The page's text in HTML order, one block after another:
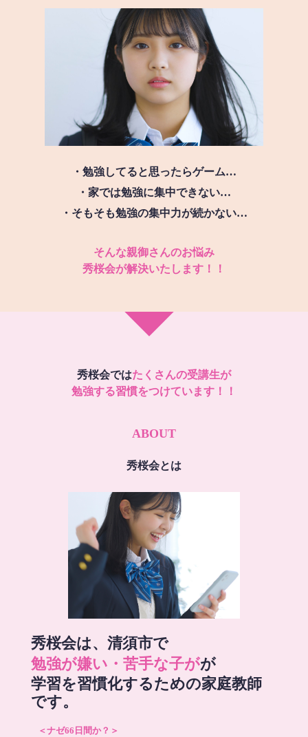
・勉強してると思ったらゲーム…
・家では勉強に集中できない…
・そもそも勉強の集中力が続かない…
そんな親御さんのお悩み
秀桜会が解決いたします！！
秀桜会ではたくさんの受講生が
勉強する習慣をつけています！！
ABOUT
秀桜会とは
秀桜会は、清須市で
勉強が嫌い・苦手な子がが
学習を習慣化するための家庭教師
です。
＜ナゼ66日間か？＞